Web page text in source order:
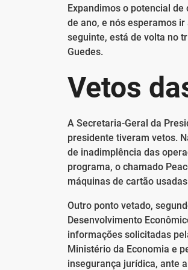
Expandimos o potencial
de ano, e nós esperamos
seguinte, está de volta no
Guedes.
Vetos
A Secretaria-Geral da
presidente tiveram vetos.
de inadimplência das
programa, o chamado
máquinas de cartão
Outro ponto vetado,
Desenvolvimento
informações solicitadas
Ministério da Economia e
insegurança jurídica, ante